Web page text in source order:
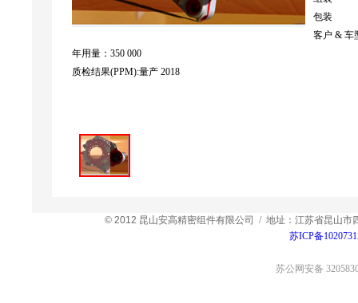
包装
客户 & 车
年用量：350 000
质检结果(PPM):量产 2018
© 2012 昆山安高精密组件有限公司 / 地址：江苏省昆山市
苏ICP备
苏公网安备